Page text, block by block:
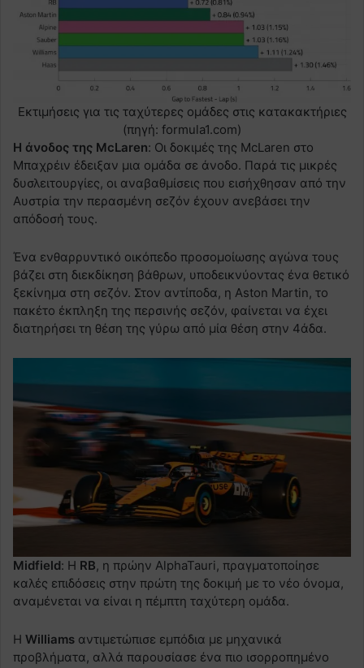
Εκτιμήσεις για τις ταχύτερες ομάδες στις κατακακτήριες
(πηγή: formula1.com)
Η άνοδος της McLaren: Οι δοκιμές της McLaren στο
Μπαχρέιν έδειξαν μια ομάδα σε άνοδο. Παρά τις μικρές
δυσλειτουργίες, οι αναβαθμίσεις που εισήχθησαν από την
Αυστρία την περασμένη σεζόν έχουν ανεβάσει την
απόδοσή τους.
Ένα ενθαρρυντικό οικόπεδο προσομοίωσης αγώνα τους
βάζει στη διεκδίκηση βάθρων, υποδεικνύοντας ένα θετικό
ξεκίνημα στη σεζόν. Στον αντίποδα, η Aston Martin, το
πακέτο έκπληξη της περσινής σεζόν, φαίνεται να έχει
διατηρήσει τη θέση της γύρω από μία θέση στην 4άδα.
Midfield: Η RB, η πρώην AlphaTauri, πραγματοποίησε
καλές επιδόσεις στην πρώτη της δοκιμή με το νέο όνομα,
αναμένεται να είναι η πέμπτη ταχύτερη ομάδα.
Η Williams αντιμετώπισε εμπόδια με μηχανικά
προβλήματα, αλλά παρουσίασε ένα πιο ισορροπημένο